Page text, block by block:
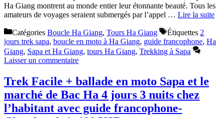
Ha Giang montrent au monde entier leur étonnante beauté. Tous les
amateurs de voyages seraient submergés par l’appel … Lire la suite
Catégories Boucle Ha Giang, Tours Ha Giang Étiquettes 2
jours trek sapa, boucle en moto à Ha Giang, guide francophone, Ha
Giang, Sapa et Ha Giang, tours Ha Giang, Trekking à Sapa
Laisser un commentaire
Trek Facile + ballade en moto Sapa et le
marché de Bac Ha 4 jours 3 nuits chez
l’habitant avec guide francophone-